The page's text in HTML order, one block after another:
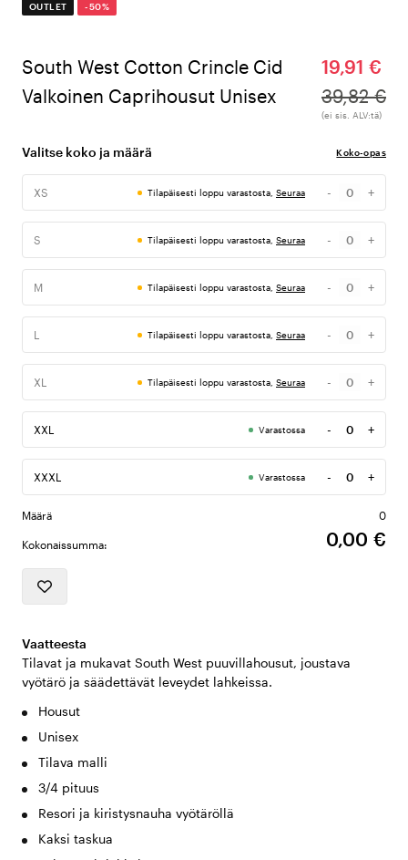
OUTLET -50%
South West Cotton Crincle Cid
Valkoinen Caprihousut Unisex
19,91 €
39,82 €
(ei sis. ALV:tä)
Valitse koko ja määrä Koko-opas
XS Tilapäisesti loppu varastosta, Seuraa -
Määrä
+
S Tilapäisesti loppu varastosta, Seuraa -
Määrä
+
M Tilapäisesti loppu varastosta, Seuraa -
Määrä
+
L Tilapäisesti loppu varastosta, Seuraa -
Määrä
+
XL Tilapäisesti loppu varastosta, Seuraa -
Määrä
+
XXL Varastossa -
Määrä
+
XXXL Varastossa -
Määrä
+
Määrä 0
Kokonaissumma: 0,00 €
Vaatteesta
Tilavat ja mukavat South West puuvillahousut, joustava
vyötärö ja säädettävät leveydet lahkeissa.
Housut
Unisex
Tilava malli
3/4 pituus
Resori ja kiristysnauha vyötäröllä
Kaksi taskua